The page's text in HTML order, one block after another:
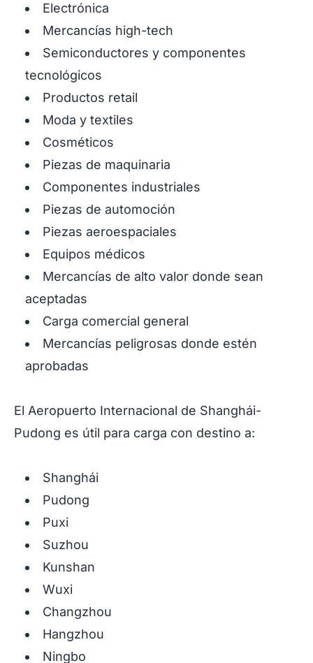
Electrónica
Mercancías high-tech
Semiconductores y componentes
tecnológicos
Productos retail
Moda y textiles
Cosméticos
Piezas de maquinaria
Componentes industriales
Piezas de automoción
Piezas aeroespaciales
Equipos médicos
Mercancías de alto valor donde sean
aceptadas
Carga comercial general
Mercancías peligrosas donde estén
aprobadas
El Aeropuerto Internacional de Shanghái-
Pudong es útil para carga con destino a:
Shanghái
Pudong
Puxi
Suzhou
Kunshan
Wuxi
Changzhou
Hangzhou
Ningbo